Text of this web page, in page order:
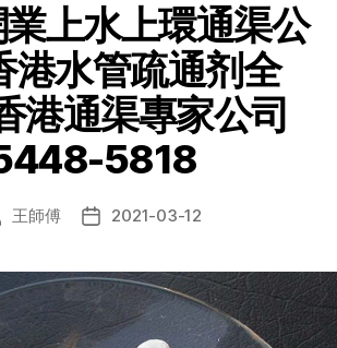
上水上環通渠公
港水管疏通剂全
港通渠專家公司
5818
王師傅
发
期
2021-03-12